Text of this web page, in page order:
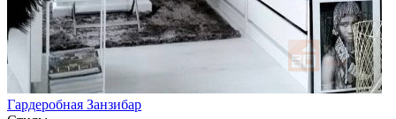
Гардеробная Занзибар